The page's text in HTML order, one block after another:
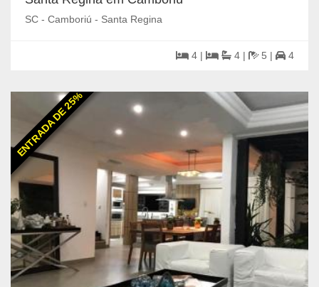
SC - Camboriú - Santa Regina
4 | 4 | 5 | 4
ENTRADA DE 25%